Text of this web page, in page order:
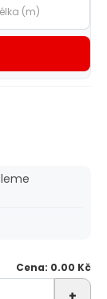
Cena: 0.00 Kč